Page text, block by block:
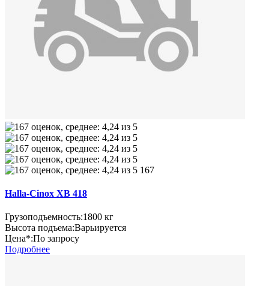
167
Halla-Cinox XB 418
Грузоподъемность:1800 кг
Высота подъема:Варьируется
Цена*:По запросу
Подробнее